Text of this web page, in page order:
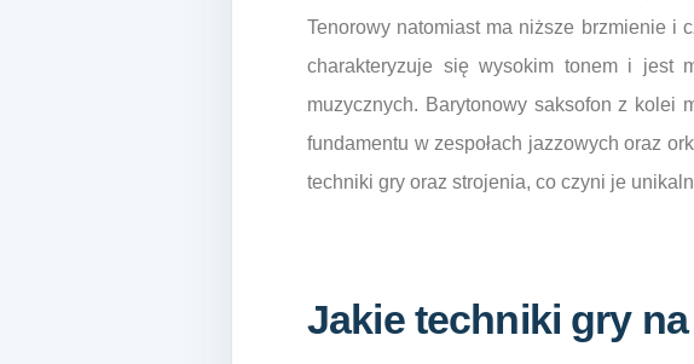
Tenorowy natomiast ma niższe brzmienie i
charakteryzuje się wysokim tonem i jest
muzycznych. Barytonowy saksofon z kolei
fundamentu w zespołach jazzowych oraz
techniki gry oraz strojenia, co czyni je
Jakie techniki gry